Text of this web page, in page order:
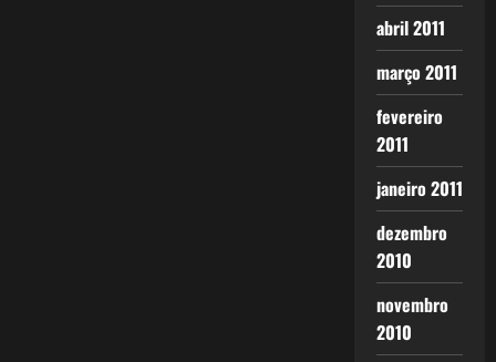
abril 2011
março 2011
fevereiro
2011
janeiro 2011
dezembro
2010
novembro
2010